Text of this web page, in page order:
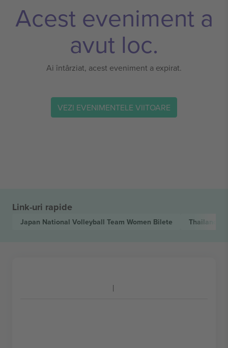
Acest eveniment a
avut loc.
Ai întârziat, acest eveniment a expirat.
VEZI EVENIMENTELE VIITOARE
Link-uri rapide
Japan National Volleyball Team Women Bilete Thailand